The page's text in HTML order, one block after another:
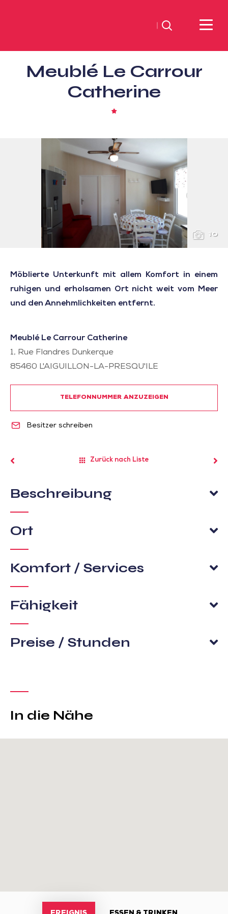
Sud
Vendée
Suchen
Meublé Le Carrour
Catherine
1
10
Möblierte Unterkunft mit allem Komfort in einem
ruhigen und erholsamen Ort nicht weit vom Meer
und den Annehmlichkeiten entfernt.
Meublé Le Carrour Catherine
1, Rue Flandres Dunkerque
85460 L'AIGUILLON-LA-PRESQU'ILE
TELEFONNUMMER ANZUZEIGEN
Besitzer schreiben
Zurück nach Liste
Beschreibung
Ort
Komfort / Services
Fähigkeit
Preise / Stunden
In die Nähe